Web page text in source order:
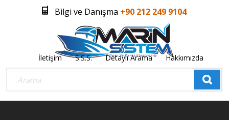
Bilgi ve Danışma +90 212 249 9104
İletişim S.S.S. Detaylı Arama Hakkımızda
Üye Girişi Üye Olmak İstiyorum